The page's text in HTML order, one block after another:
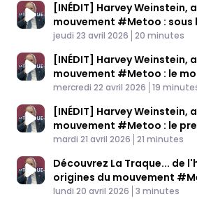
[INÉDIT] Harvey Weinstein,
mouvement #Metoo : sous
(3/4)
Published At
jeudi 23 avril 2026 Time
20 minutes
[INÉDIT] Harvey Weinstein,
mouvement #Metoo : le
(2/4)
Published At
mercredi 22 avril 2026 Time
19
[INÉDIT] Harvey Weinstein,
mouvement #Metoo : le
Published At
mardi 21 avril 2026 Time
21 minutes
Découvrez La Traque... de
origines du mouvement
Weinstein
Published At
lundi 20 avril 2026 Time
3 minutes